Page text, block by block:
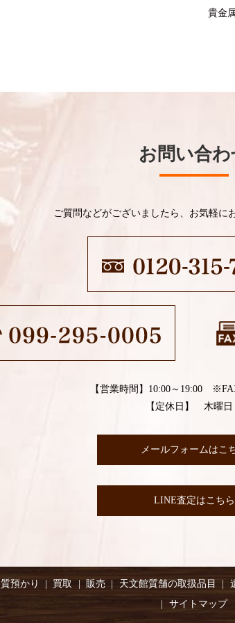
貴金
お問い合わ
ご質問などがございましたら、お気軽に
【営業時間】10:00～19:00
【定休日】 木曜
メールフォームはこ
LINE査定はこちら
質預かり 買取 販売 天文館質舗の取扱品目
サイトマップ